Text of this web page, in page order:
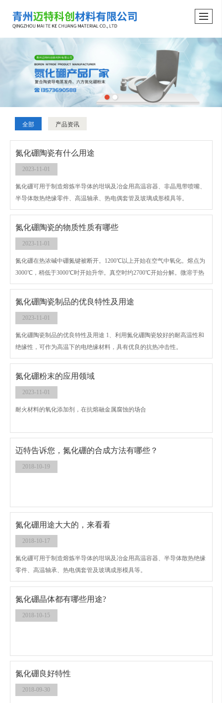
全部 产品资讯
氮化硼陶瓷有什么用途
2023-11-01
氮化硼可用于制造熔炼半导体的坩埚及冶金用高温容器、非晶甩带喷嘴、
半导体散热绝缘零件、高温轴承、热电偶套管及玻璃成形模具等。
氮化硼陶瓷的物质性质有哪些
2023-11-01
氮化硼在热浓碱中硼氮键被断开。1200℃以上开始在空气中氧化。熔点为
3000℃，稍低于3000℃时开始升华。真空时约2700℃开始分解。微溶于热
酸，不溶于冷水，密度大于2.0，抗弯强度30Mpa。
氮化硼陶瓷制品的优良特性及用途
2023-11-01
氮化硼陶瓷制品的优良特性及用途 1、利用氮化硼陶瓷较好的耐高温性和
绝缘性，可作为高温下的电绝缘材料，具有优良的抗热冲击性。
氮化硼粉末的应用领域
2023-11-01
耐火材料的氧化添加剂，在抗熔融金属腐蚀的场合
迈特告诉您，氮化硼的合成方法有哪些？
2018-10-19
氮化硼用途大大的，来看看
2018-10-17
氮化硼可用于制造熔炼半导体的坩埚及冶金用高温容器、半导体散热绝缘
零件、高温轴承、热电偶套管及玻璃成形模具等。
氮化硼晶体都有哪些用途?
2018-10-15
氮化硼良好特性
2018-09-30